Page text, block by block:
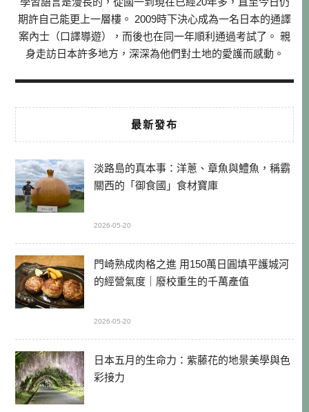
期許自己能更上一層樓。 2009時下決心成為一名日本的通譯
案內士（口譯導遊），而後也在同一年順利通過考試了。 親
身走訪日本許多地方，深深為他們對土地的愛護而感動。
最新發布
淡路島的真本事：洋蔥、章魚與鱧魚，稱霸
關西的「御食國」食材寶庫
2026-05-20
門崎熟成肉格之進 用150萬日圓填平護城河
的經營氣度｜廢校重生的千萬產值
2026-05-20
日本五月的生命力：紫藤花的地景美學與色
彩接力